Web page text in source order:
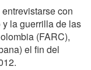
con
la guerrilla de las
(FARC),
el fin del